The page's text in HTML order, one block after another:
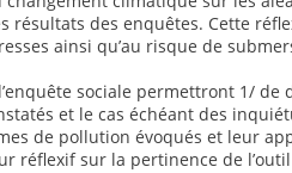
résultats des enquêtes. Cette
ainsi qu’au risque de
sociale permettront 1/ de
et le cas échéant des
de pollution évoqués et leur
réflexif sur la pertinence de